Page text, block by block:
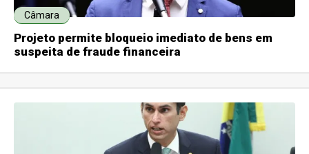
Câmara
Projeto permite bloqueio imediato de bens em
suspeita de fraude financeira